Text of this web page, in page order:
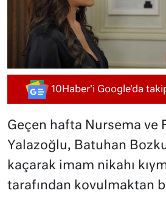
10Haber'i Google'da
Geçen hafta Nursema ve
Yalazoğlu, Batuhan
kaçarak imam nikahı
tarafından kovulmaktan